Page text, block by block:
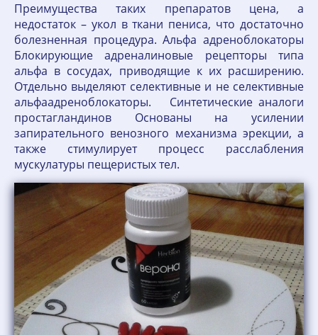
Преимущества таких препаратов цена, а
недостаток – укол в ткани пениса, что достаточно
болезненная процедура. Альфа адреноблокаторы
Блокирующие адреналиновые рецепторы типа
альфа в сосудах, приводящие к их расширению.
Отдельно выделяют селективные и не селективные
альфаадреноблокаторы. Синтетические аналоги
простагландинов Основаны на усилении
запирательного венозного механизма эрекции, а
также стимулирует процесс расслабления
мускулатуры пещеристых тел.